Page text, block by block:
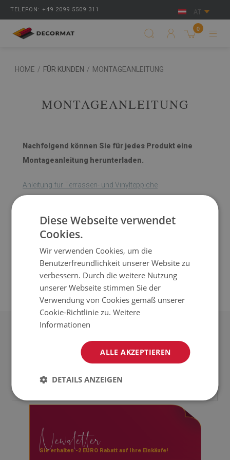
TELEFON: +49 2099 5509 311 AT
0
HOME / FÜR KUNDEN / MONTAGEANLEITUNG
MONTAGEANLEITUNG
Nachfolgend können Sie für jedes Produkt eine
Montageanleitung herunterladen.
Anleitung für Terrassen- und Vinylteppiche
Anleitungen für Tisch- und Stuhlmatten
Anleitung für Teppiche
Verlegeanleitung für transparente Matten
Rückgabe und beanstandungen
Datenschutzerklärung
Lieferung
Impressum
Über uns
Fragen & Antworten
Montageanleitung
Social Media
instagram
youtube
Newsletter
Sie erhalten -2 EURO Rabatt auf Ihre Einkäufe!
Diese Webseite verwendet
Cookies.
Wir verwenden Cookies, um die
Benutzerfreundlichkeit unserer Website zu
verbessern. Durch die weitere Nutzung
unserer Webseite stimmen Sie der
Verwendung von Cookies gemäß unserer
Cookie-Richtlinie zu.Weitere
Informationen
ALLE AKZEPTIEREN
DETAILS ANZEIGEN